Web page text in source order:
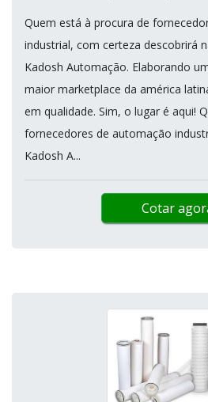
Quem está à procura de
industrial, com certeza descobrirá
Kadosh Automação. Elaborando
maior marketplace da américa
em qualidade. Sim, o lugar é aqui!
fornecedores de automação
Kadosh A...
Cotar